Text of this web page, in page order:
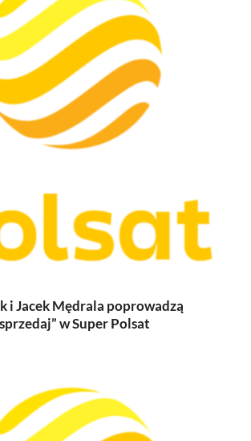
i Jacek Mędrala poprowadzą
w Super Polsat